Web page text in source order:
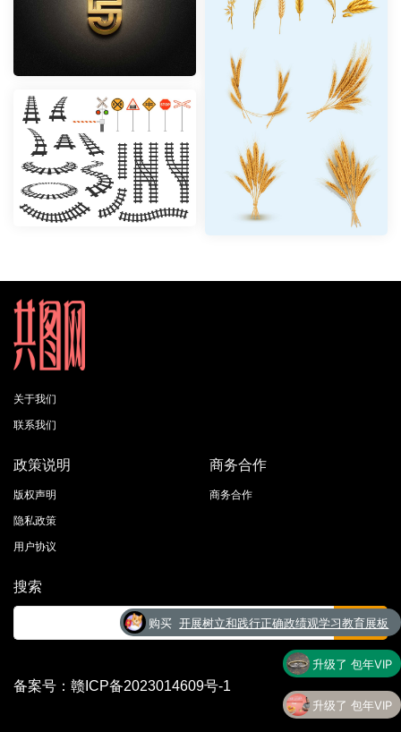
关于我们
联系我们
政策说明
版权声明
隐私政策
用户协议
商务合作
商务合作
搜索
备案号：赣ICP备2023014609号-1
升级了 包年VIP
升级了 包年VIP
升级了 终身VIP